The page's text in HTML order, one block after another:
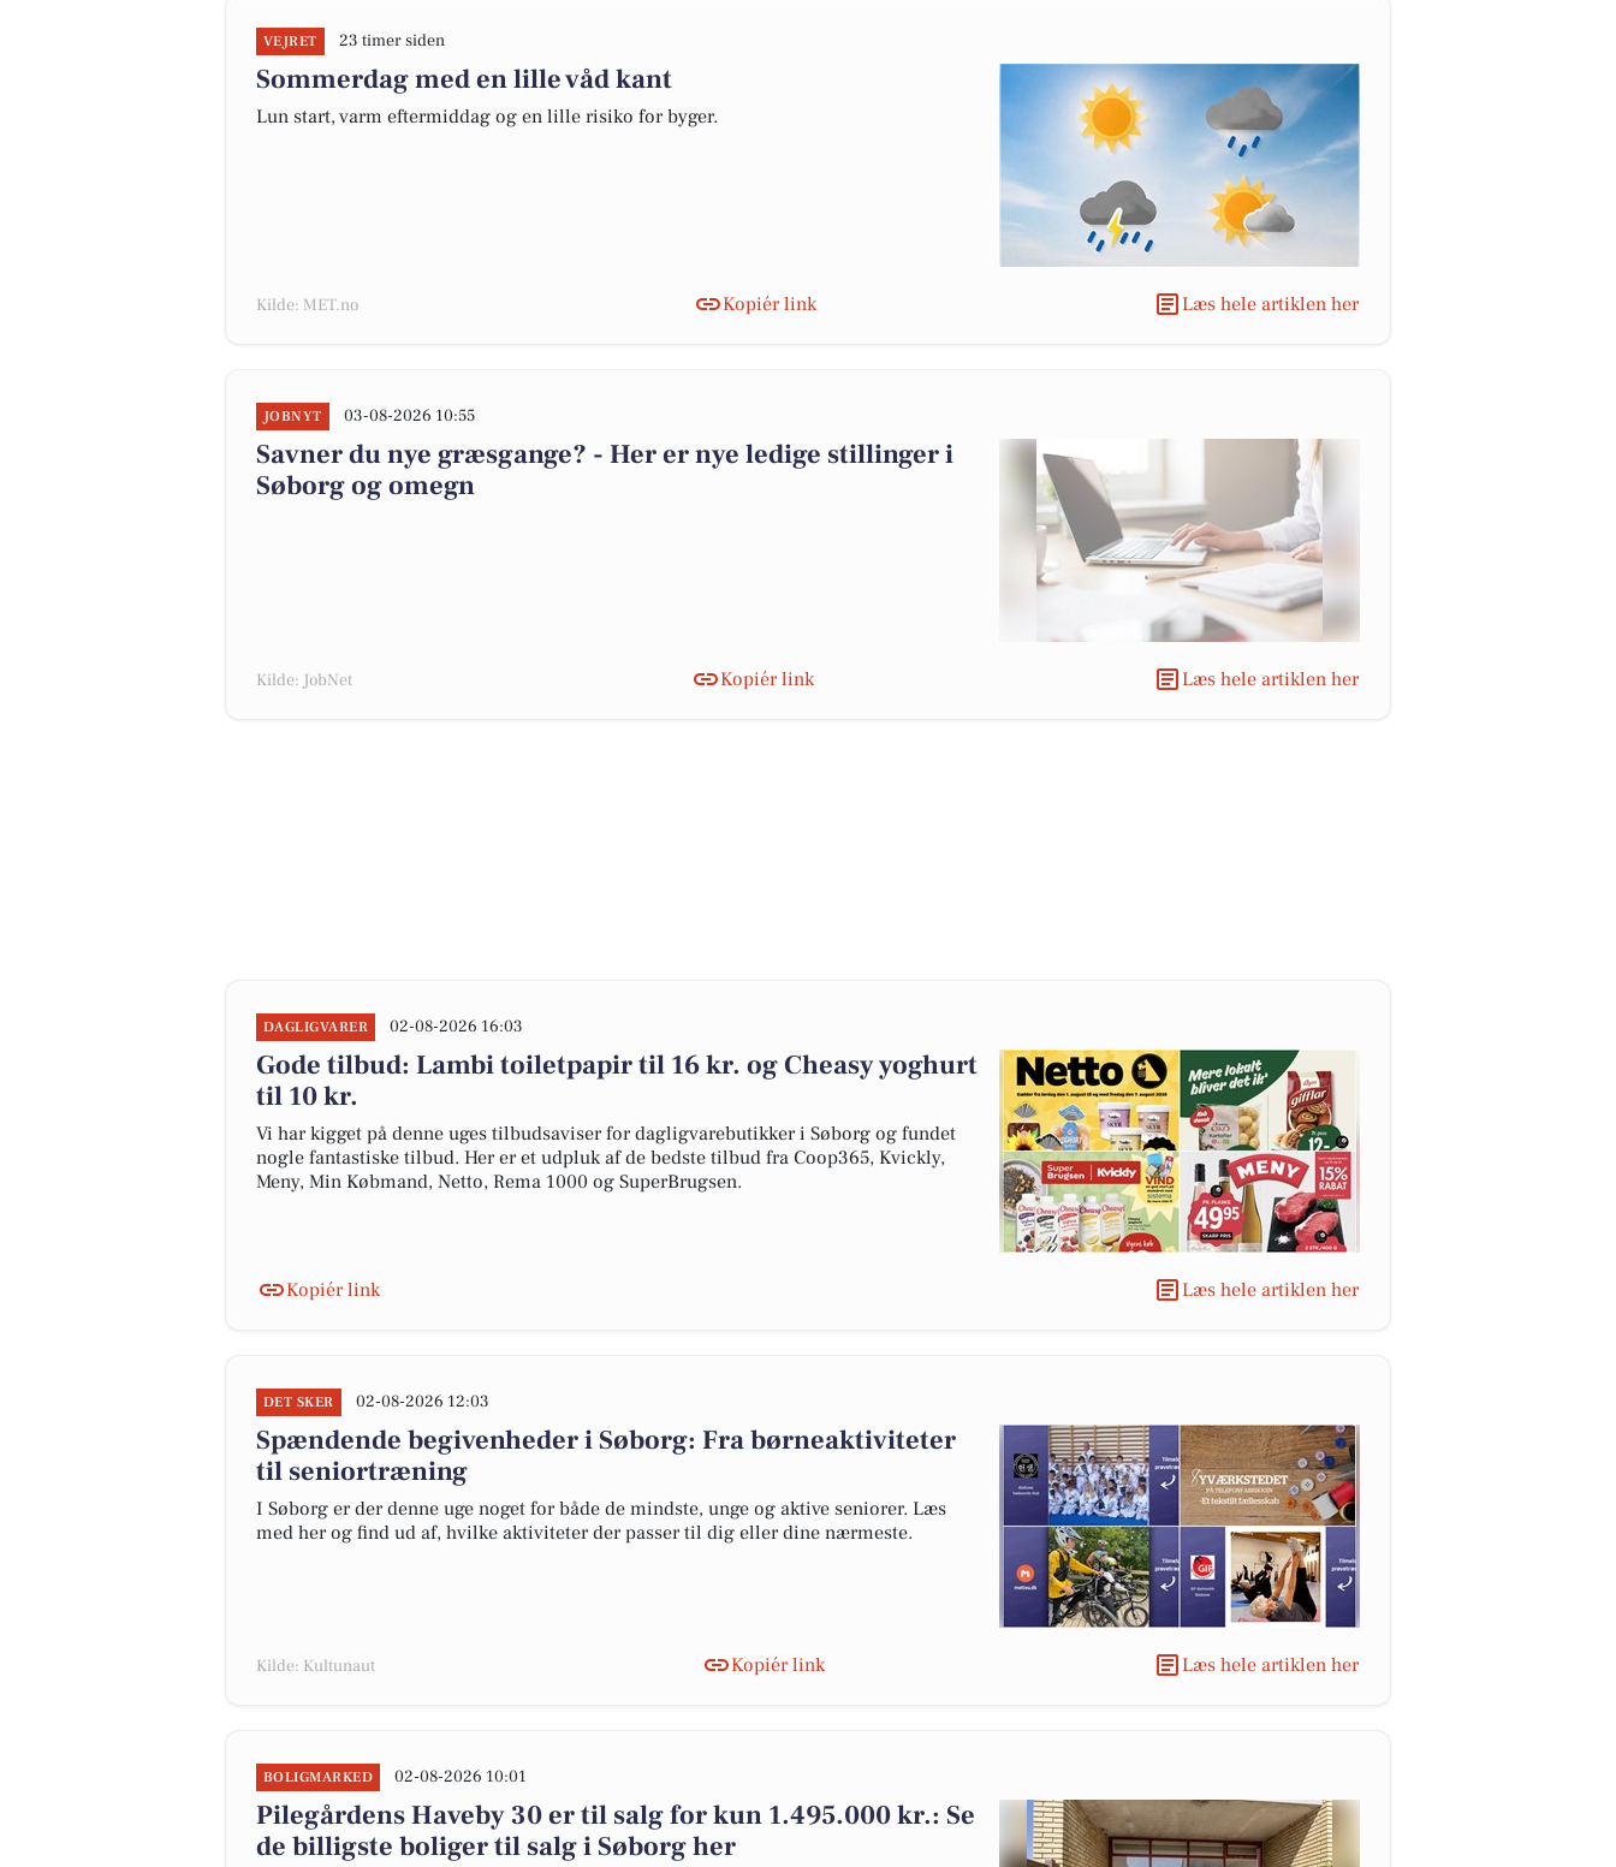
VEJRET 23 timer siden
Sommerdag med en lille våd kant
Lun start, varm eftermiddag og en lille risiko for byger.
Kilde: MET.no Kopiér link Læs hele artiklen her
JOBNYT 03-08-2026 10:55
Savner du nye græsgange? - Her er nye ledige stillinger i
Søborg og omegn
Kilde: JobNet Kopiér link Læs hele artiklen her
DAGLIGVARER 02-08-2026 16:03
Gode tilbud: Lambi toiletpapir til 16 kr. og Cheasy yoghurt
til 10 kr.
Vi har kigget på denne uges tilbudsaviser for dagligvarebutikker i Søborg og fundet
nogle fantastiske tilbud. Her er et udpluk af de bedste tilbud fra Coop365, Kvickly,
Meny, Min Købmand, Netto, Rema 1000 og SuperBrugsen.
Kopiér link Læs hele artiklen her
DET SKER 02-08-2026 12:03
Spændende begivenheder i Søborg: Fra børneaktiviteter
til seniortræning
I Søborg er der denne uge noget for både de mindste, unge og aktive seniorer. Læs
med her og find ud af, hvilke aktiviteter der passer til dig eller dine nærmeste.
Kilde: Kultunaut Kopiér link Læs hele artiklen her
BOLIGMARKED 02-08-2026 10:01
Pilegårdens Haveby 30 er til salg for kun 1.495.000 kr.: Se
de billigste boliger til salg i Søborg her